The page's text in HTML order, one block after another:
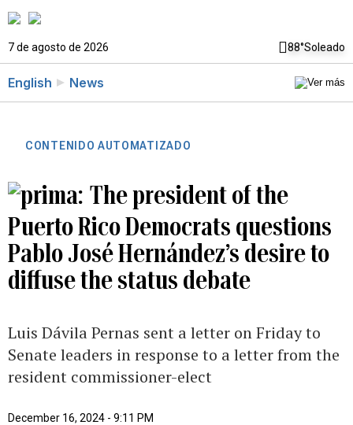
7 de agosto de 2026 88°Soleado
English News
CONTENIDO AUTOMATIZADO
The president of the
Puerto Rico Democrats questions
Pablo José Hernández’s desire to
diffuse the status debate
Luis Dávila Pernas sent a letter on Friday to
Senate leaders in response to a letter from the
resident commissioner-elect
December 16, 2024 - 9:11 PM